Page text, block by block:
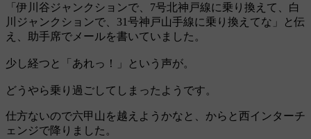
「伊川谷ジャンクションで、7号北神戸線に乗り換えて、白
川ジャンクションで、31号神戸山手線に乗り換えてな」と伝
え、助手席でメールを書いていました。
少し経つと「あれっ！」という声が。
どうやら乗り過ごしてしまったようです。
仕方ないので六甲山を越えようかなと、からと西インターチ
ェンジで降りました。